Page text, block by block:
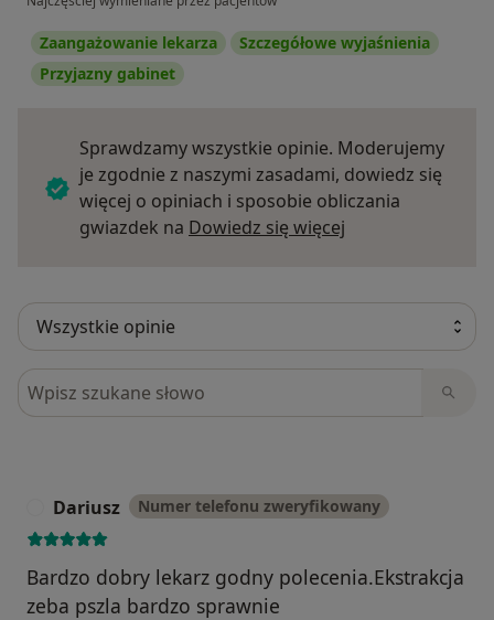
Zaangażowanie lekarza
Szczegółowe wyjaśnienia
Przyjazny gabinet
Sprawdzamy wszystkie opinie. Moderujemy
je zgodnie z naszymi zasadami, dowiedz się
więcej o opiniach i sposobie obliczania
gwiazdek na Dowiedz się więcej
Szukaj w opiniach
Dariusz Numer telefonu zweryfikowany
Bardzo dobry lekarz godny polecenia.Ekstrakcja
zeba pszla bardzo sprawnie